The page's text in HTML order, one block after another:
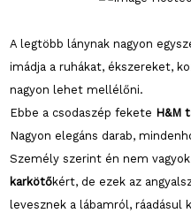
A legtöbb lánynak nagyon
imádja a ruhákat, ékszereket,
nagyon lehet mellélőni.
Ebbe a csodaszép fekete H&M
Nagyon elegáns darab,
Személy szerint én nem vagyok
karkötőkért, de ezek az
levesznek a lábamról,